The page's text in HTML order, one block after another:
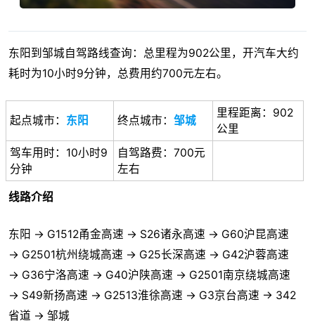
东阳到邹城自驾路线查询：总里程为902公里，开汽车大约
耗时为10小时9分钟，总费用约700元左右。
起点城市： 东阳 终点城市： 邹城
里程距离：902
公里
驾车用时：10小时9
分钟
自驾路费：700元
左右
线路介绍
东阳 → G1512甬金高速 → S26诸永高速 → G60沪昆高速
→ G2501杭州绕城高速 → G25长深高速 → G42沪蓉高速
→ G36宁洛高速 → G40沪陕高速 → G2501南京绕城高速
→ S49新扬高速 → G2513淮徐高速 → G3京台高速 → 342
省道 → 邹城